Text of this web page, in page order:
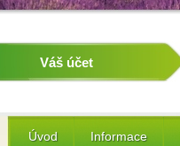
Váš účet
Úvod Informace